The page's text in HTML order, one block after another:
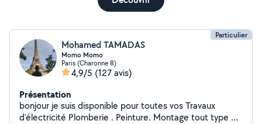
Particulier
Mohamed TAMADAS
Momo Momo
Paris (Charonne 8)
4,9/5 (127 avis)
Présentation
bonjour je suis disponible pour toutes vos Travaux
d'électricité Plomberie . Peinture. Montage tout type de